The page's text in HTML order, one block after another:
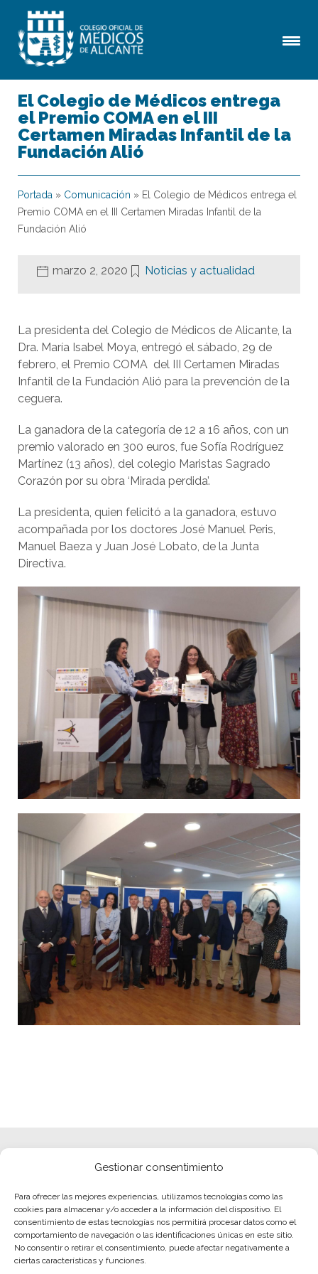
Gestionar consentimiento
Para ofrecer las mejores experiencias, utilizamos tecnologías como las
cookies para almacenar y/o acceder a la información del dispositivo. El
consentimiento de estas tecnologías nos permitirá procesar datos como el
comportamiento de navegación o las identificaciones únicas en este sitio.
No consentir o retirar el consentimiento, puede afectar negativamente a
ciertas características y funciones.
El Colegio de Médicos entrega
el Premio COMA en el III
Certamen Miradas Infantil de la
Fundación Alió
Portada » Comunicación » El Colegio de Médicos entrega el
Premio COMA en el III Certamen Miradas Infantil de la
Fundación Alió
marzo 2, 2020 Noticias y actualidad
La presidenta del Colegio de Médicos de Alicante, la
Dra. María Isabel Moya, entregó el sábado, 29 de
febrero, el Premio COMA del III Certamen Miradas
Infantil de la Fundación Alió para la prevención de la
ceguera.
La ganadora de la categoría de 12 a 16 años, con un
premio valorado en 300 euros, fue Sofía Rodríguez
Martínez (13 años), del colegio Maristas Sagrado
Corazón por su obra ‘Mirada perdida’.
La presidenta, quien felicitó a la ganadora, estuvo
acompañada por los doctores José Manuel Peris,
Manuel Baeza y Juan José Lobato, de la Junta
Directiva.